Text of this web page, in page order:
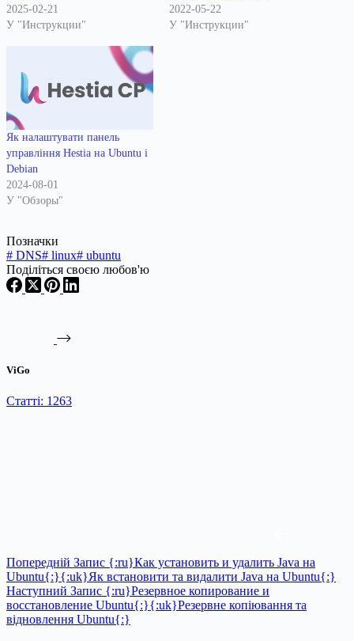
2025-02-21
У "Инструкции"
2022-05-22
У "Инструкции"
Як налаштувати панель
управління Hestia на Ubuntu і
Debian
2024-08-01
У "Обзоры"
Позначки
# DNS# linux# ubuntu
Поділіться своєю любов'ю
ViGo
Статті: 1263
Попередній Запис {:ru}Как установить и удалить Java на
Ubuntu{:}{:uk}Як встановити та видалити Java на Ubuntu{:}
Наступний Запис {:ru}Резервное копирование и
восстановление Ubuntu{:}{:uk}Резервне копіювання та
відновлення Ubuntu{:}